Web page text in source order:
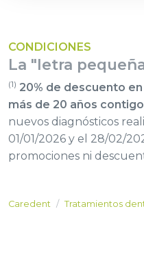
CONDICIONES
La "letra
(1) 20% de descuento
más de 20 años contigo
nuevos diagnósticos
01/01/2026 y el 28/02/
promociones ni
Caredent Tratamientos